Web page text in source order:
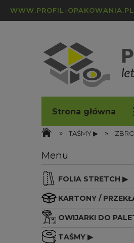
WWW.PROFIL-OPAKOWANIA.PL
Strona główna
profil-
» TAŚMY ▶ »
Menu
FOLIA STRETCH ▶
KARTONY /
OWIJARKI DO
TAŚMY ▶